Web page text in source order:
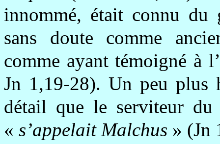
innommé, était connu du
sans doute comme
comme ayant témoigné à
Jn 1,19-28). Un peu plus
détail que le serviteur du
« s’appelait Malchus » (Jn